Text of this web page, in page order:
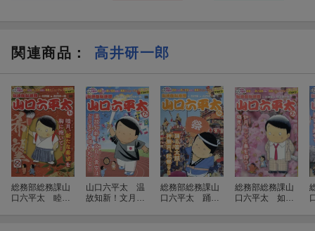
関連商品 ： 高井研一郎
総務部総務課山
口六平太 睦
山口六平太 温
故知新！文月の
総務部総務課山
口六平太 踊る
総務部総務課山
口六平太 如